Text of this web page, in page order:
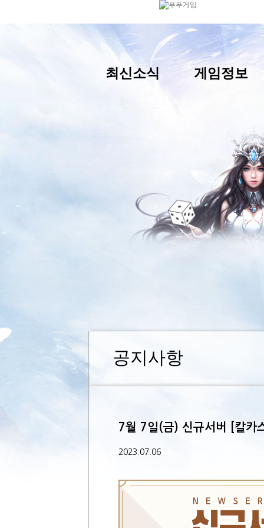
최신소식 게임정보
공지사항
7월 7일(금) 신규서버 [칼카
2023.07.06